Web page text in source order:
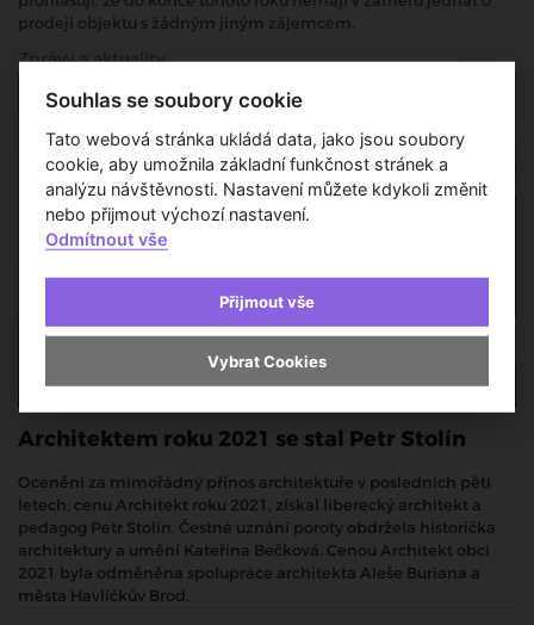
prodeji objektu s žádným jiným zájemcem.
Zprávy a aktuality
Architektem roku 2021 se stal Petr Stolín
Ocenění za mimořádný přínos architektuře v posledních pěti
letech, cenu Architekt roku 2021, získal liberecký architekt a
pedagog Petr Stolín. Čestné uznání poroty obdržela historička
architektury a umění Kateřina Bečková. Cenou Architekt obci
2021 byla odměněna spolupráce architekta Aleše Buriana a
města Havlíčkův Brod.
Souhlas se soubory cookie
Tato webová stránka ukládá data, jako jsou soubory
cookie, aby umožnila základní funkčnost stránek a
analýzu návštěvnosti. Nastavení můžete kdykoli změnit
nebo přijmout výchozí nastavení.
Odmítnout vše
Přijmout vše
Vybrat Cookies